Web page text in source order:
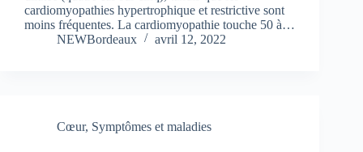
cardiomyopathies hypertrophique et restrictive sont
moins fréquentes. La cardiomyopathie touche 50 à…
NEWBordeaux
avril 12, 2022
Cœur, Symptômes et maladies